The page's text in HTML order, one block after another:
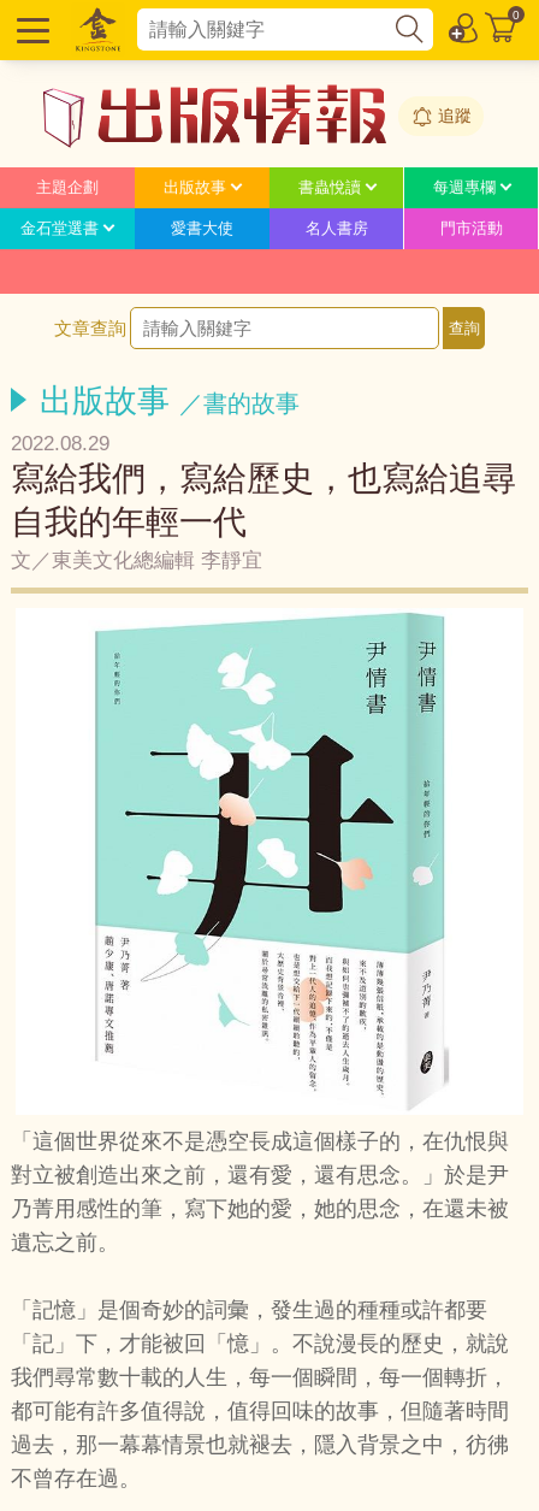
0
追蹤
主題企劃 出版故事 書蟲悅讀 每週專欄
金石堂選書 愛書大使 名人書房 門市活動
文章查詢
出版故事 ／書的故事
2022.08.29
寫給我們，寫給歷史，也寫給追尋
自我的年輕一代
文／東美文化總編輯 李靜宜
「這個世界從來不是憑空長成這個樣子的，在仇恨與
對立被創造出來之前，還有愛，還有思念。」於是尹
乃菁用感性的筆，寫下她的愛，她的思念，在還未被
遺忘之前。
「記憶」是個奇妙的詞彙，發生過的種種或許都要
「記」下，才能被回「憶」。不說漫長的歷史，就說
我們尋常數十載的人生，每一個瞬間，每一個轉折，
都可能有許多值得說，值得回味的故事，但隨著時間
過去，那一幕幕情景也就褪去，隱入背景之中，彷彿
不曾存在過。